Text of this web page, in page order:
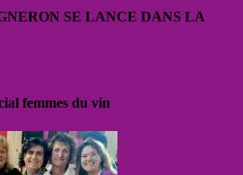
SE LANCE DANS LA
femmes du vin